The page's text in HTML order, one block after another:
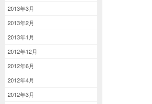
2013年3月
2013年2月
2013年1月
2012年12月
2012年6月
2012年4月
2012年3月